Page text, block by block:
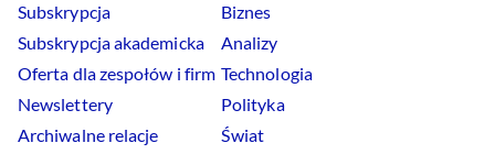
Subskrypcja
Subskrypcja akademicka
Oferta dla zespołów i firm
Newslettery
Archiwalne relacje
Biznes
Analizy
Technologia
Polityka
Świat